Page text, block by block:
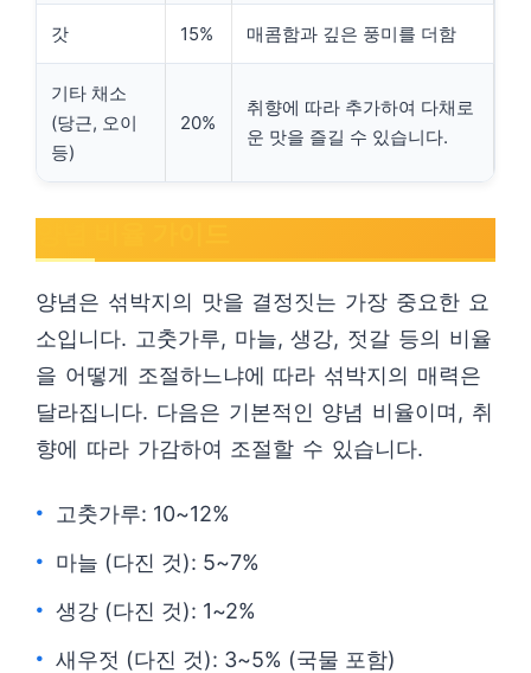
갓 15% 매콤함과 깊은 풍미를 더함
기타 채소
(당근, 오이
등)
20%
취향에 따라 추가하여 다채로
운 맛을 즐길 수 있습니다.
양념은 섞박지의 맛을 결정짓는 가장 중요한 요
소입니다. 고춧가루, 마늘, 생강, 젓갈 등의 비율
을 어떻게 조절하느냐에 따라 섞박지의 매력은
달라집니다. 다음은 기본적인 양념 비율이며, 취
향에 따라 가감하여 조절할 수 있습니다.
고춧가루: 10~12%
마늘 (다진 것): 5~7%
생강 (다진 것): 1~2%
새우젓 (다진 것): 3~5% (국물 포함)